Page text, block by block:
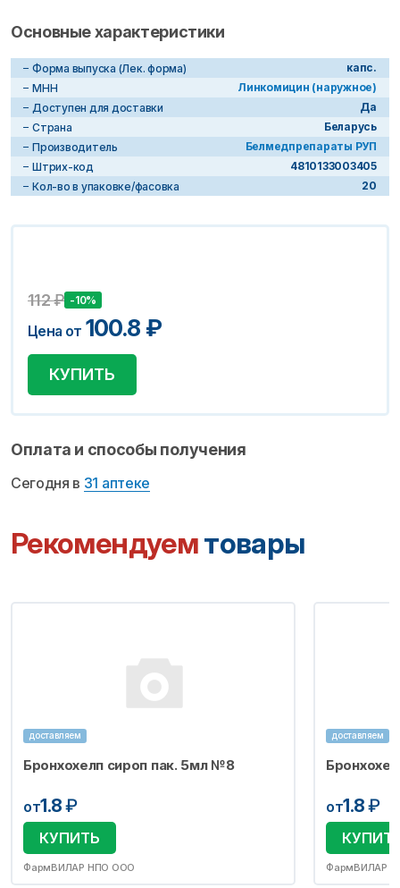
Основные характеристики
Форма выпуска (Лек. форма)
капс.
МНН
Линкомицин (наружное)
Доступен для доставки
Да
Страна
Беларусь
Производитель
Белмедпрепараты РУП
Штрих-код
4810133003405
Кол-во в упаковке/фасовка
20
112₽ -10%
Цена от 100.8 ₽
КУПИТЬ
Оплата и способы получения
Сегодня в 31 аптеке
Рекомендуемтовары
доставляем
Бронхохелп сироп пак. 5мл №8
от1.8₽
КУПИТЬ
ФармВИЛАР НПО ООО
доставляем
от1.8₽
ФармВИЛАР